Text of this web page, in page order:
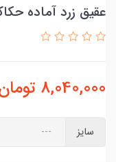
عقیق زرد آماده
8,040,000
سایز